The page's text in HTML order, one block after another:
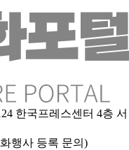
한국프레스센터 4층 서
행사 등록 문의)